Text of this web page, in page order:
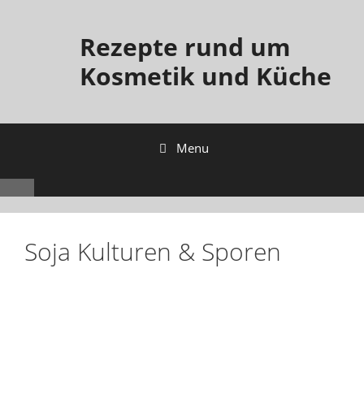
Rezepte rund um
Kosmetik und Küche
Menu
Soja Kulturen & Sporen